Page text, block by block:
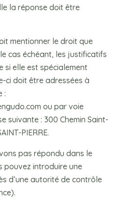
la réponse doit être
mentionner le droit que
cas échéant, les justificatifs
si elle est spécialement
ci doit être adressées à
:
ou par voie
suivante : 300 Chemin Saint-
PIERRE.
pas répondu dans le
pouvez introduire une
d’une autorité de contrôle